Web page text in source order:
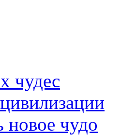
чудес
новое чудо